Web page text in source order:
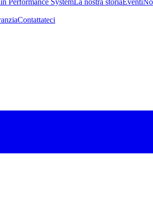
Performance SystemLa nostra storiaEventi
Contattateci